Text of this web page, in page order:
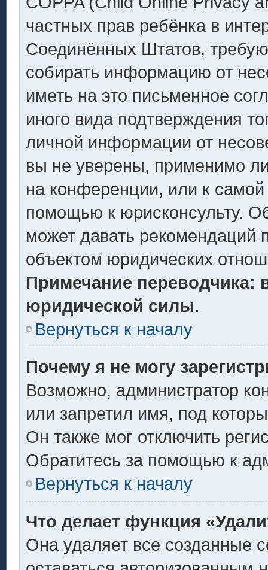
частных прав ребёнка в
Соединённых Штатов,
собирать информацию от
иметь на это письменное
иного вида подтверждения
личной информации от
вы не уверены, применимо
на конференции, или к
помощью к юрисконсульту.
может давать рекомендаций
объектом юридических
Примечание переводчика:
юридической силы.
Вернуться к началу
Почему я не могу
Возможно, администратор
или запретил имя, под
Он также мог отключить
Обратитесь за помощью к
Вернуться к началу
Что делает функция
Она удаляет все созданные